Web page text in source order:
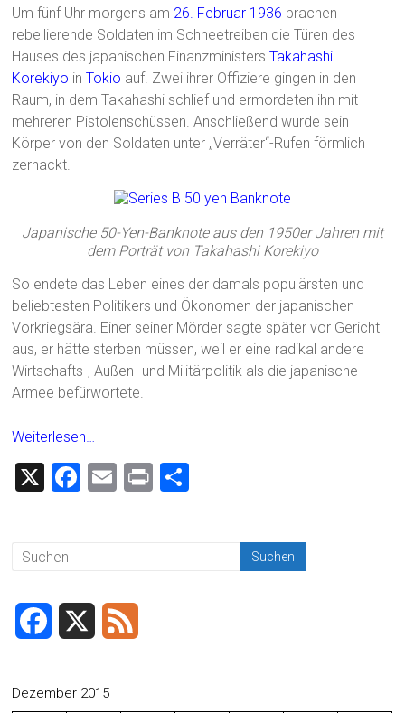
Um fünf Uhr morgens am 26. Februar 1936 brachen
rebellierende Soldaten im Schneetreiben die Türen des
Hauses des japanischen FinanzministersTakahashi
Korekiyo inTokio auf. Zwei ihrer Offiziere gingen in den
Raum, in dem Takahashi schlief und ermordeten ihn mit
mehreren Pistolenschüssen. Anschließend wurde sein
Körper von den Soldaten unter „Verräter“-Rufen förmlich
zerhackt.
Japanische 50-Yen-Banknote aus den 1950er Jahren mit
dem Porträt von Takahashi Korekiyo
So endete das Leben eines der damals populärsten und
beliebtesten Politikers und Ökonomen der japanischen
Vorkriegsära. Einer seiner Mörder sagte später vor Gericht
aus, er hätte sterben müssen, weil er eine radikal andere
Wirtschafts-, Außen- und Militärpolitik als die japanische
Armee befürwortete.
Weiterlesen…
X
F
ok
E
Pr
c
Dezember 2015